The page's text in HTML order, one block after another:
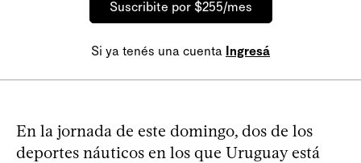
Suscribite por $255/mes
Si ya tenés una cuenta Ingresá
En la jornada de este domingo, dos de los
deportes náuticos en los que Uruguay está